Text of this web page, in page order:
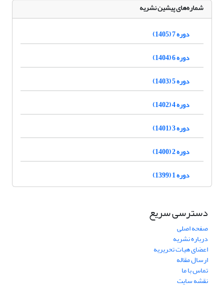
شماره‌های پیشین نشریه
دوره 7 (1405)
دوره 6 (1404)
دوره 5 (1403)
دوره 4 (1402)
دوره 3 (1401)
دوره 2 (1400)
دوره 1 (1399)
دسترسی سریع
صفحه اصلی
درباره نشریه
اعضای هیات تحریریه
ارسال مقاله
تماس با ما
نقشه سایت